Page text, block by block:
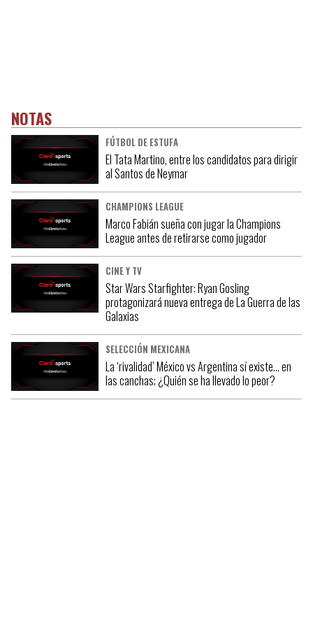
NOTAS
FÚTBOL DE ESTUFA
El Tata Martino, entre los candidatos para dirigir
al Santos de Neymar
CHAMPIONS LEAGUE
Marco Fabián sueña con jugar la Champions
League antes de retirarse como jugador
CINE Y TV
Star Wars Starfighter: Ryan Gosling
protagonizará nueva entrega de La Guerra de las
Galaxias
SELECCIÓN MEXICANA
La ‘rivalidad’ México vs Argentina sí existe… en
las canchas; ¿Quién se ha llevado lo peor?